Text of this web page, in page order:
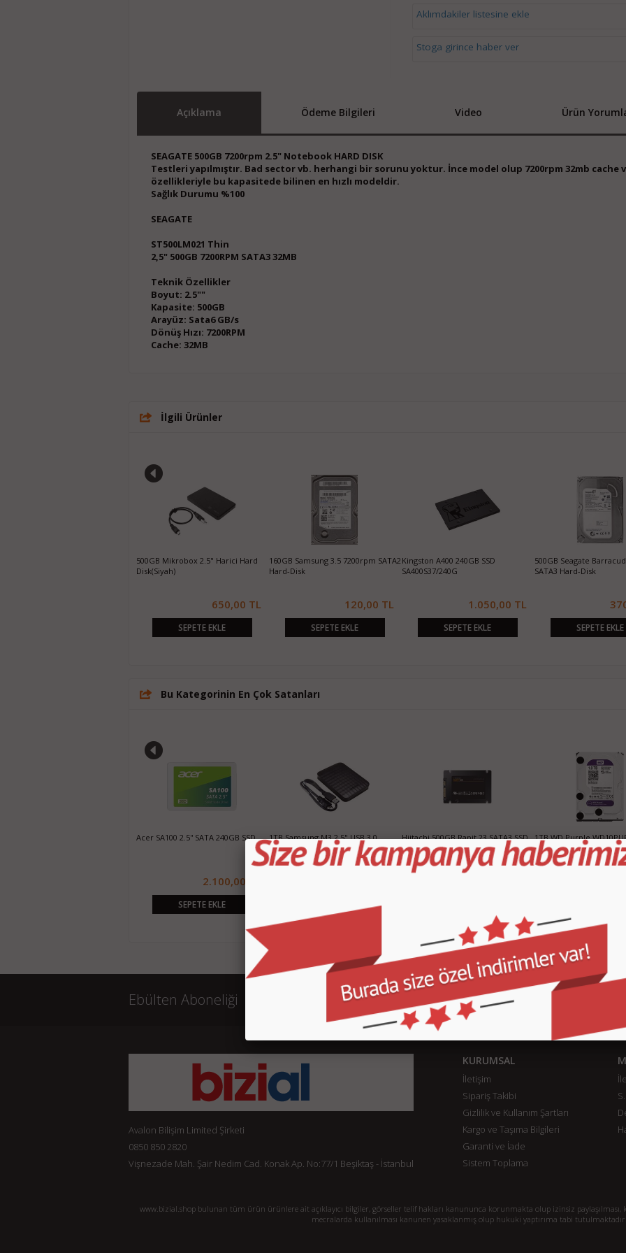
Aklımdakiler listesine ekle
Stoga girince haber ver
Açıklama Ödeme Bilgileri Video Ürün
SEAGATE 500GB 7200rpm 2.5" Notebook HARD DISK
Testleri yapılmıştır. Bad sector vb. herhangi bir sorunu yoktur. İnce model olup 7200rpm 32mb cache
özellikleriyle bu kapasitede bilinen en hızlı modeldir.
Sağlık Durumu %100
SEAGATE
ST500LM021 Thin
2,5" 500GB 7200RPM SATA3 32MB
Teknik Özellikler
Boyut: 2.5""
Kapasite: 500GB
Arayüz: Sata6 GB/s
Dönüş Hızı: 7200RPM
Cache: 32MB
İlgili Ürünler
500GB Mikrobox 2.5" Harici Hard
Disk(Siyah)
650,00 TL
SEPETE EKLE
160GB Samsung 3.5 7200rpm SATA2
Hard-Disk
120,00 TL
SEPETE EKLE
Kingston A400 240GB SSD
SA400S37/240G
1.050,00 TL
SEPETE EKLE
500GB Seagate
SATA3 Hard-Disk
SEPETE EKLE
Bu Kategorinin En Çok Satanları
Acer SA100 2.5'' SATA 240GB SSD
2.100,00 TL
SEPETE EKLE
1TB Samsung M3 2.5" USB 3.0
Taşınabilir Harddisk
Hiitachi 500GB Rapit 23 SATA3 SSD 1TB WD Purple
Hard Disk
Ebülten Aboneliği
Avalon Bilişim Limited Şirketi
0850 850 2820
Vişnezade Mah. Şair Nedim Cad. Konak Ap. No:77/1 Beşiktaş - İstanbul
KURUMSAL
İletişim
Sipariş Takibi
Gizlilik ve Kullanım Şartları
Kargo ve Taşıma Bilgileri
Garanti ve İade
Sistem Toplama
www.bizial.shop bulunan tüm ürün ürünlere ait açıklayıcı bilgiler, görseller telif hakları kanununca korunmakta olup izinsiz paylaşılması,
mecralarda kullanılması kanunen yasaklanmış olup hukuki yaptırıma tabi tutulmaktadır.